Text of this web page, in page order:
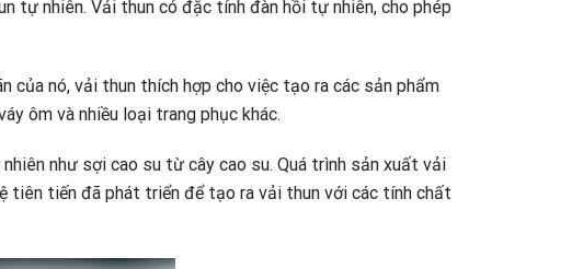
tự nhiên. Vải thun có đặc tính đàn hồi tự nhiên, cho phép
của nó, vải thun thích hợp cho việc tạo ra các sản phẩm
ôm và nhiều loại trang phục khác.
như sợi cao su từ cây cao su. Quá trình sản xuất vải
tiên tiến đã phát triển để tạo ra vải thun với các tính chất